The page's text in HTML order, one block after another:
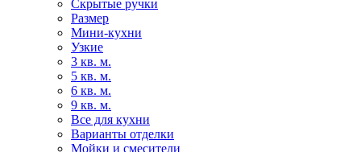
Скрытые ручки
Размер
Мини-кухни
Узкие
3 кв. м.
5 кв. м.
6 кв. м.
9 кв. м.
Все для кухни
Варианты отделки
Мойки и смесители